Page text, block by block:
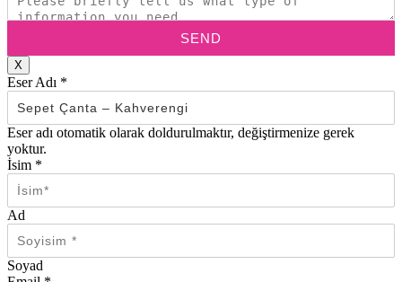
SEND
X
Eser Adı *
Eser adı otomatik olarak doldurulmaktır, değiştirmenize gerek
yoktur.
İsim *
Ad
Soyad